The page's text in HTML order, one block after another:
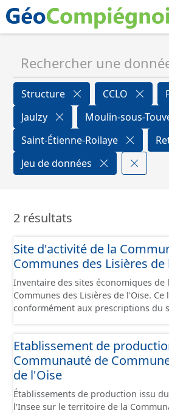
Structure CCLO
Jaulzy
Moulin-sous-
Saint-Étienne-Roilaye
Jeu de données
2 résultats
Site d'activité de la
Communes des Lisières de
Inventaire des sites économiques de
Communes des Lisières de l'Oise.
conformément aux prescriptions du
Etablissement de
Communauté de
de l'Oise
Établissements de production issu
l'Insee sur le territoire de la